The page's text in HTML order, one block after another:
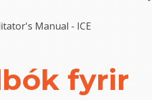
Manual - ICE
fyrir